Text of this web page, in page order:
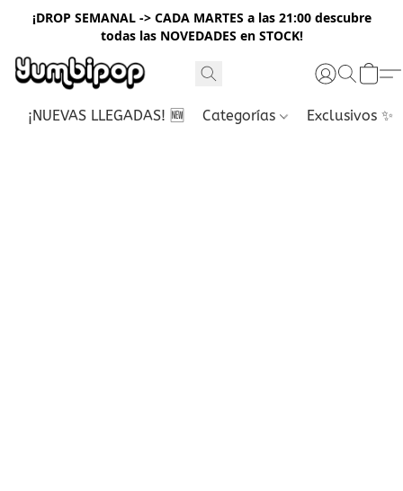
¡DROP SEMANAL -> CADA MARTES a las 21:00 descubre
todas las NOVEDADES en STOCK!
¡NUEVAS LLEGADAS! 🆕 Categorías Exclusivos ✨